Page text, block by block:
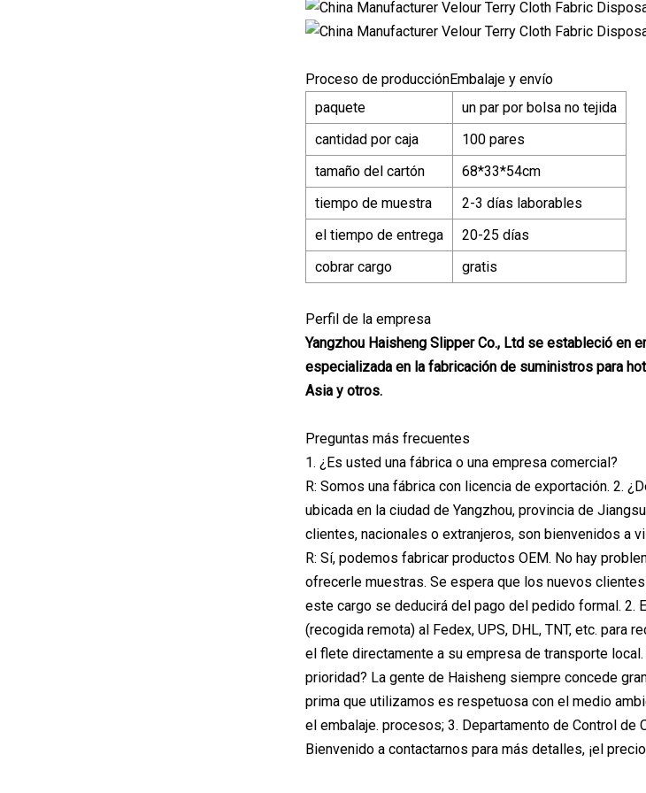
Proceso de producciónEmbalaje y envío
paquete
un par por bolsa no tejida
cantidad por caja
100 pares
tamaño del cartón
68*33*54cm
tiempo de muestra
2-3 días laborables
el tiempo de entrega
20-25 días
cobrar cargo
gratis
Perfil de la empresa
Yangzhou Haisheng Slipper Co., Ltd se estableció en
especializada en la fabricación de suministros para
Asia y otros.
Preguntas más frecuentes
1. ¿Es usted una fábrica o una empresa comercial?
R: Somos una fábrica con licencia de exportación. 2.
ubicada en la ciudad de Yangzhou, provincia de
clientes, nacionales o extranjeros, son bienvenidos a
R: Sí, podemos fabricar productos OEM. No hay
ofrecerle muestras. Se espera que los nuevos
este cargo se deducirá del pago del pedido formal. 2.
(recogida remota) al Fedex, UPS, DHL, TNT, etc. para
el flete directamente a su empresa de transporte
prioridad? La gente de Haisheng siempre concede
prima que utilizamos es respetuosa con el medio
el embalaje. procesos; 3. Departamento de Control
Bienvenido a contactarnos para más detalles, ¡el